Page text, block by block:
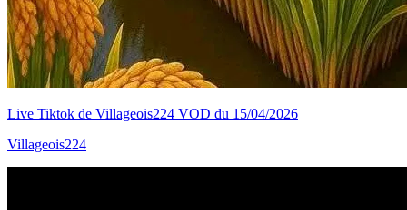
Live Tiktok de Villageois224 VOD du 15/04/2026
Villageois224